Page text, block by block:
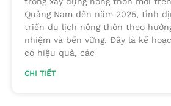
Quảng Nam đến năm 2025, tỉnh
triển du lịch nông thôn theo
nhiệm và bền vững. Đây là kế
có hiệu quả, các
CHI TIẾT